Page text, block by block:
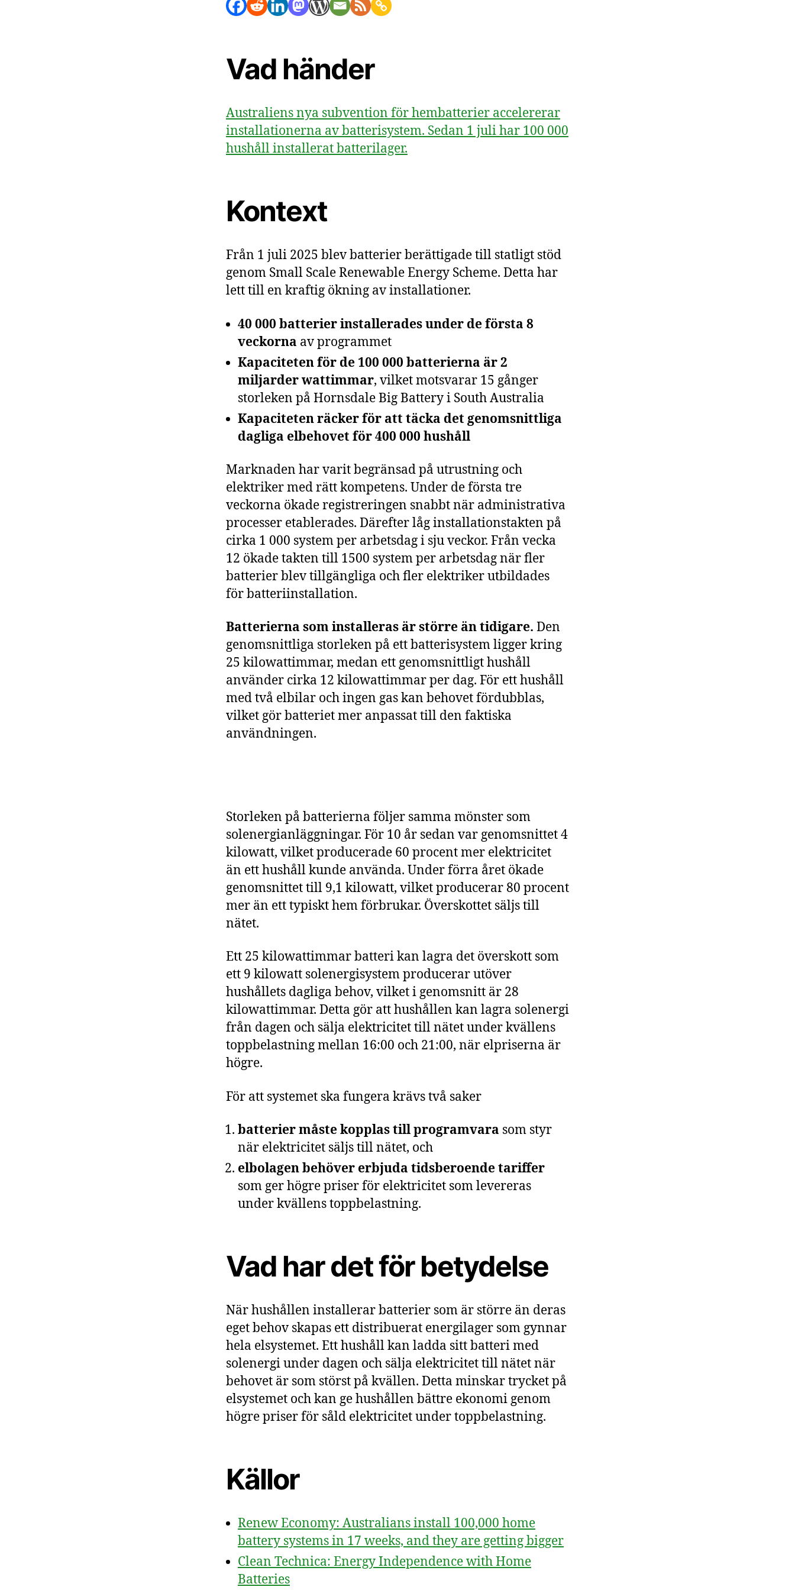
Vad händer
Australiens nya subvention för hembatterier accelererar
installationerna av batterisystem. Sedan 1 juli har 100 000
hushåll installerat batterilager.
Kontext
Från 1 juli 2025 blev batterier berättigade till statligt stöd
genom Small Scale Renewable Energy Scheme. Detta har
lett till en kraftig ökning av installationer.
40 000 batterier installerades under de första 8
veckorna av programmet
Kapaciteten för de 100 000 batterierna är 2
miljarder wattimmar, vilket motsvarar 15 gånger
storleken på Hornsdale Big Battery i South Australia
Kapaciteten räcker för att täcka det genomsnittliga
dagliga elbehovet för 400 000 hushåll
Marknaden har varit begränsad på utrustning och
elektriker med rätt kompetens. Under de första tre
veckorna ökade registreringen snabbt när administrativa
processer etablerades. Därefter låg installationstakten på
cirka 1 000 system per arbetsdag i sju veckor. Från vecka
12 ökade takten till 1500 system per arbetsdag när fler
batterier blev tillgängliga och fler elektriker utbildades
för batteriinstallation.
Batterierna som installeras är större än tidigare. Den
genomsnittliga storleken på ett batterisystem ligger kring
25 kilowattimmar, medan ett genomsnittligt hushåll
använder cirka 12 kilowattimmar per dag. För ett hushåll
med två elbilar och ingen gas kan behovet fördubblas,
vilket gör batteriet mer anpassat till den faktiska
användningen.
Storleken på batterierna följer samma mönster som
solenergianläggningar. För 10 år sedan var genomsnittet 4
kilowatt, vilket producerade 60 procent mer elektricitet
än ett hushåll kunde använda. Under förra året ökade
genomsnittet till 9,1 kilowatt, vilket producerar 80 procent
mer än ett typiskt hem förbrukar. Överskottet säljs till
nätet.
Ett 25 kilowattimmar batteri kan lagra det överskott som
ett 9 kilowatt solenergisystem producerar utöver
hushållets dagliga behov, vilket i genomsnitt är 28
kilowattimmar. Detta gör att hushållen kan lagra solenergi
från dagen och sälja elektricitet till nätet under kvällens
toppbelastning mellan 16:00 och 21:00, när elpriserna är
högre.
För att systemet ska fungera krävs två saker
batterier måste kopplas till programvara som styr
när elektricitet säljs till nätet, och
elbolagen behöver erbjuda tidsberoende tariffer
som ger högre priser för elektricitet som levereras
under kvällens toppbelastning.
Vad har det för betydelse
När hushållen installerar batterier som är större än deras
eget behov skapas ett distribuerat energilager som gynnar
hela elsystemet. Ett hushåll kan ladda sitt batteri med
solenergi under dagen och sälja elektricitet till nätet när
behovet är som störst på kvällen. Detta minskar trycket på
elsystemet och kan ge hushållen bättre ekonomi genom
högre priser för såld elektricitet under toppbelastning.
Källor
Renew Economy: Australians install 100,000 home
battery systems in 17 weeks, and they are getting bigger
Clean Technica: Energy Independence with Home
Batteries